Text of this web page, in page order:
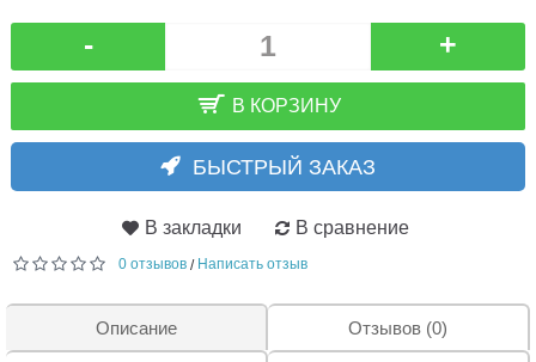
- +
В КОРЗИНУ
БЫСТРЫЙ ЗАКАЗ
В закладки В сравнение
0 отзывов / Написать отзыв
Описание Отзывов (0)